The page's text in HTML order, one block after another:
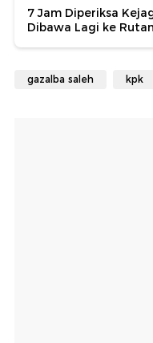
7 Jam Diperiksa
Dibawa Lagi ke
gazalba saleh kpk